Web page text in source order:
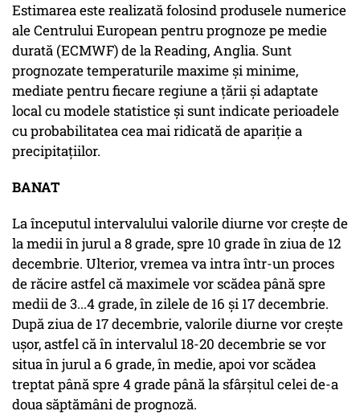
Estimarea este realizată folosind produsele numerice
ale Centrului European pentru prognoze pe medie
durată (ECMWF) de la Reading, Anglia. Sunt
prognozate temperaturile maxime şi minime,
mediate pentru fiecare regiune a ţării şi adaptate
local cu modele statistice şi sunt indicate perioadele
cu probabilitatea cea mai ridicată de apariţie a
precipitaţiilor.
BANAT
La începutul intervalului valorile diurne vor crește de
la medii în jurul a 8 grade, spre 10 grade în ziua de 12
decembrie. Ulterior, vremea va intra într-un proces
de răcire astfel că maximele vor scădea până spre
medii de 3...4 grade, în zilele de 16 și 17 decembrie.
După ziua de 17 decembrie, valorile diurne vor crește
ușor, astfel că în intervalul 18-20 decembrie se vor
situa în jurul a 6 grade, în medie, apoi vor scădea
treptat până spre 4 grade până la sfârșitul celei de-a
doua săptămâni de prognoză.